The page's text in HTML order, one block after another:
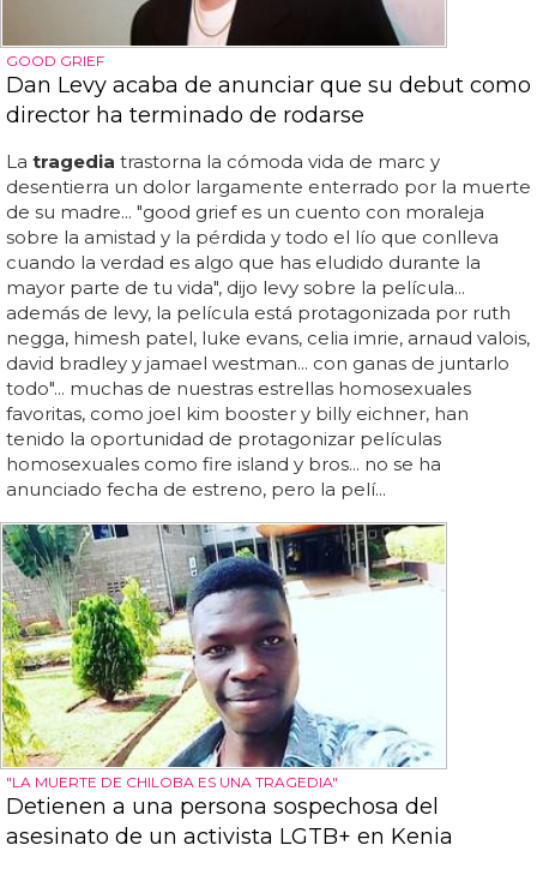
GOOD GRIEF
Dan Levy acaba de anunciar que su debut como
director ha terminado de rodarse
La tragedia trastorna la cómoda vida de marc y
desentierra un dolor largamente enterrado por la muerte
de su madre... "good grief es un cuento con moraleja
sobre la amistad y la pérdida y todo el lío que conlleva
cuando la verdad es algo que has eludido durante la
mayor parte de tu vida", dijo levy sobre la película...
además de levy, la película está protagonizada por ruth
negga, himesh patel, luke evans, celia imrie, arnaud valois,
david bradley y jamael westman... con ganas de juntarlo
todo"... muchas de nuestras estrellas homosexuales
favoritas, como joel kim booster y billy eichner, han
tenido la oportunidad de protagonizar películas
homosexuales como fire island y bros... no se ha
anunciado fecha de estreno, pero la pelí...
"LA MUERTE DE CHILOBA ES UNA TRAGEDIA"
Detienen a una persona sospechosa del
asesinato de un activista LGTB+ en Kenia